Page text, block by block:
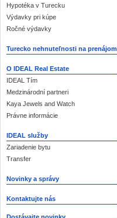
Hypotéka v Turecku
Výdavky pri kúpe
Ročné výdavky
Turecko nehnuteľnosti na prenájom
O IDEAL Real Estate
IDEAL Tím
Medzinárodní partneri
Kaya Jewels and Watch
Právne informácie
IDEAL služby
Zariadenie bytu
Transfer
Novinky a správy
Kontaktujte nás